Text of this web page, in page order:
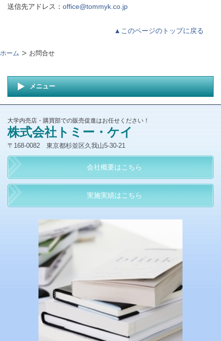
送信先アドレス： office@tommyk.co.jp
▲このページのトップに戻る
ホーム お問合せ
メニュー
大学内売店・購買部での販売促進はお任せください！
株式会社トミー・ケイ
〒168-0082 東京都杉並区久我山5-30-21
会社概要はこちら
実施実績はこちら